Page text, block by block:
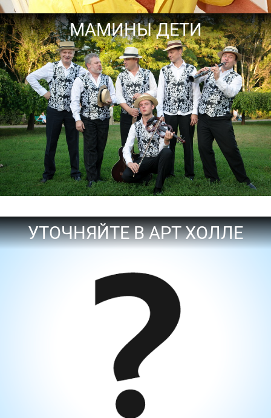
МАМИНЫ ДЕТИ
УТОЧНЯЙТЕ В АРТ ХОЛЛЕ